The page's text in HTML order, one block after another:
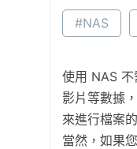
#NAS
使用 NAS 不
影片等數據
來進行檔案
當然，如果